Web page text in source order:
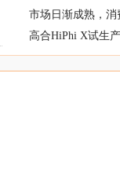
市场日渐成熟，
高合HiPhi X试生